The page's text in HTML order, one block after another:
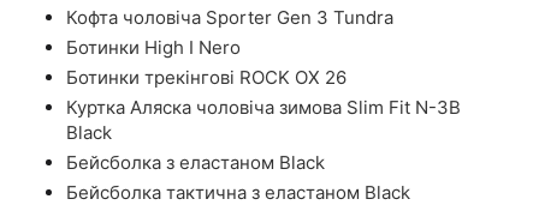
Кофта чоловіча Sporter Gen 3 Tundra
Ботинки High I Nero
Ботинки трекінгові ROCK OX 26
Куртка Аляска чоловіча зимова Slim Fit N-3B
Black
Бейсболка з еластаном Black
Бейсболка тактична з еластаном Black